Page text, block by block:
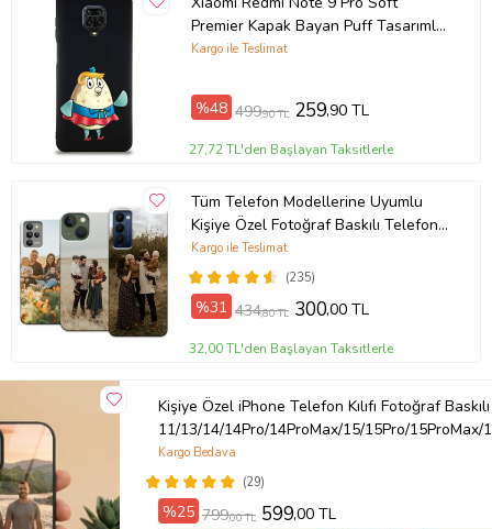
Ürün Kodu: kcm2887252
Premier Kapak Bayan Puff Tasarımlı
Silikon Kılıf - Siyah (Şeffaf)
Kargo ile Teslimat
%48 499,90 TL 259,90 TL
27,72 TL'den Başlayan Taksitlerle
Tüm Telefon Modellerine Uyumlu
Kişiye Özel Fotoğraf Baskılı Telefon
Kılıfı
(235)
Kargo ile Teslimat
%31 434,80 TL 300,00 TL
32,00 TL'den Başlayan Taksitlerle
Kişiye Özel iPhone Telefon Kılıfı Fotoğraf Baskılı
11/13/14/14Pro/14ProMax/15/15Pro/
(29)
Kargo Bedava
%25 799,00 TL 599,00 TL